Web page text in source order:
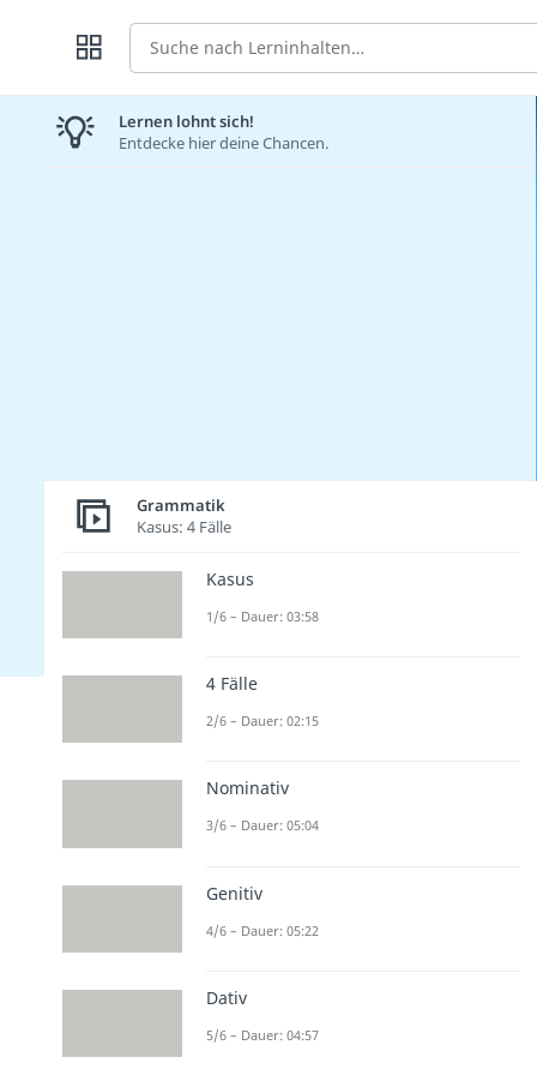
Suche
Lernen lohnt sich!
Entdecke hier deine Chancen.
Grammatik
Kasus: 4 Fälle
Kasus
1/6 – Dauer: 03:58
4 Fälle
2/6 – Dauer: 02:15
Nominativ
3/6 – Dauer: 05:04
Genitiv
4/6 – Dauer: 05:22
Dativ
5/6 – Dauer: 04:57